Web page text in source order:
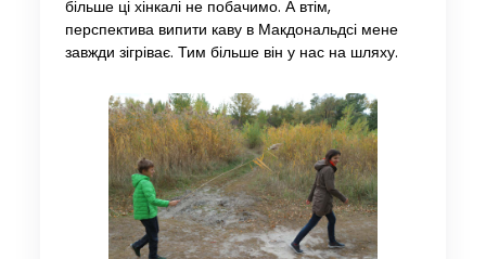
більше ці хінкалі не побачимо. А втім,
перспектива випити каву в Макдональдсі мене
завжди зігріває. Тим більше він у нас на шляху.